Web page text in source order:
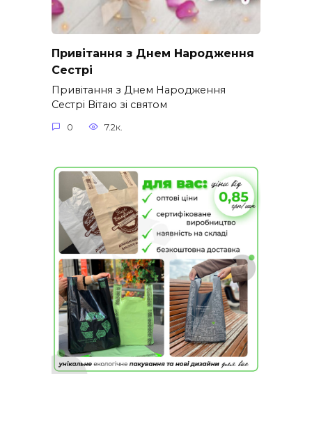
Привітання з Днем Народження
Сестрі
Привітання з Днем Народження
Сестрі Вітаю зі святом
0 7.2к.